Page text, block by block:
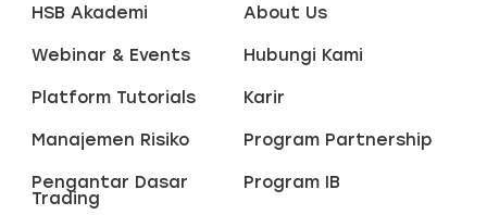
HSB Akademi
Webinar & Events
Platform Tutorials
Manajemen Risiko
Pengantar Dasar
Trading
About Us
Hubungi Kami
Karir
Program Partnership
Program IB